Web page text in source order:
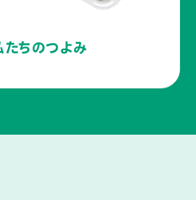
たちのつよみ